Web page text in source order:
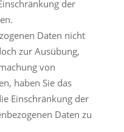
der
Daten nicht
zur Ausübung,
von
haben Sie das
Einschränkung der
Daten zu